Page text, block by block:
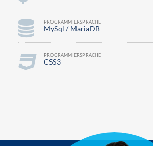
PROGRAMMIERSPRACHE
MySql / MariaDB
PROGRAMMIERSPRACHE
CSS3